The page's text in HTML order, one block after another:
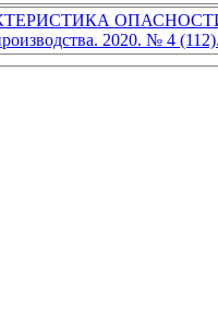
ОПАСНОСТИ
2020. № 4